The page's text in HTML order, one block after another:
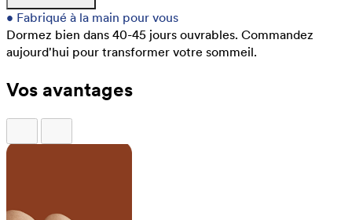
• Fabriqué à la main pour vous
Dormez bien dans 40-45 jours ouvrables. Commandez
aujourd'hui pour transformer votre sommeil.
Vos avantages